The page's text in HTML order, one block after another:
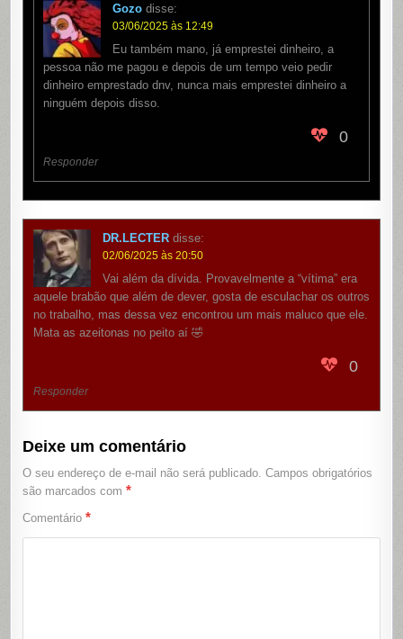
Gozo disse:
03/06/2025 às 12:49
Eu também mano, já emprestei dinheiro, a
pessoa não me pagou e depois de um tempo veio pedir
dinheiro emprestado dnv, nunca mais emprestei dinheiro a
ninguém depois disso.
0
Responder
DR.LECTER disse:
02/06/2025 às 20:50
Vai além da dívida. Provavelmente a “vítima” era
aquele brabão que além de dever, gosta de esculachar os outros
no trabalho, mas dessa vez encontrou um mais maluco que ele.
Mata as azeitonas no peito aí 🤣
0
Responder
Deixe um comentário
O seu endereço de e-mail não será publicado. Campos obrigatórios
são marcados com*
Comentário*